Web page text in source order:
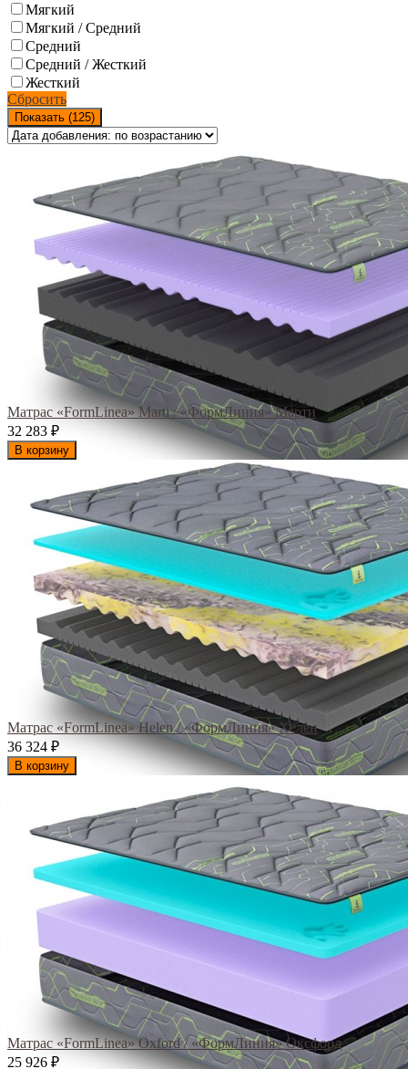
Мягкий
Мягкий / Средний
Средний
Средний / Жесткий
Жесткий
Сбросить
Показать (125)
Матрас «FormLinea» Marti / «ФормЛиния» Марти
32 283 ₽
В корзину
Матрас «FormLinea» Helen / «ФормЛиния» Хелен
36 324 ₽
В корзину
Матрас «FormLinea» Oxford / «ФормЛиния» Оксфорд
25 926 ₽